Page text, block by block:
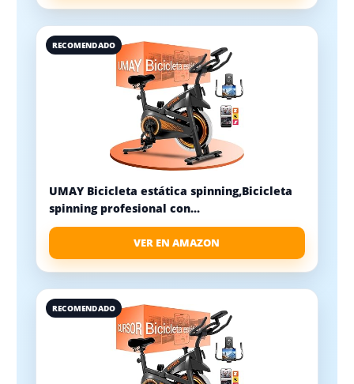
RECOMENDADO
UMAY Bicicleta estática spinning,Bicicleta
spinning profesional con...
VER EN AMAZON
RECOMENDADO